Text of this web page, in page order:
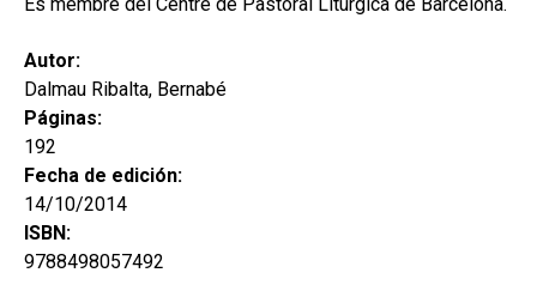
Autor:
Dalmau Ribalta, Bernabé
Páginas:
192
Fecha de edición:
14/10/2014
ISBN:
9788498057492